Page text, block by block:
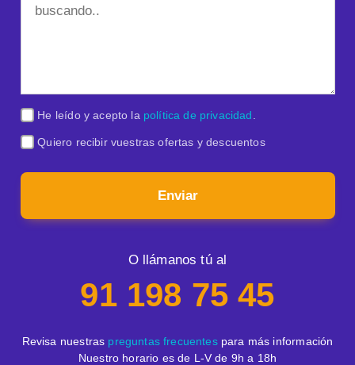
He leído y acepto la política de privacidad.
Quiero recibir vuestras ofertas y descuentos
Enviar
O llámanos tú al
91 198 75 45
Revisa nuestras preguntas frecuentespara más información
Nuestro horario es de L-V de 9h a 18h